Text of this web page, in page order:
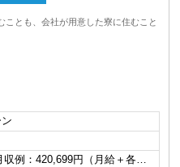
ことも、会社が用意した寮に住むこと
例：420,699円（月給＋各…